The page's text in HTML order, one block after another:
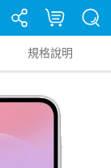
規格說明